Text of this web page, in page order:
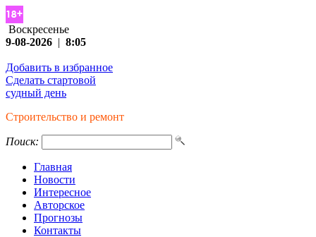
Воскресенье
9-08-2026 | 8:05
Добавить в избранное
Сделать стартовой
судный день
Строительство и ремонт
Поиск:
Главная
Новости
Интересное
Авторское
Прогнозы
Контакты